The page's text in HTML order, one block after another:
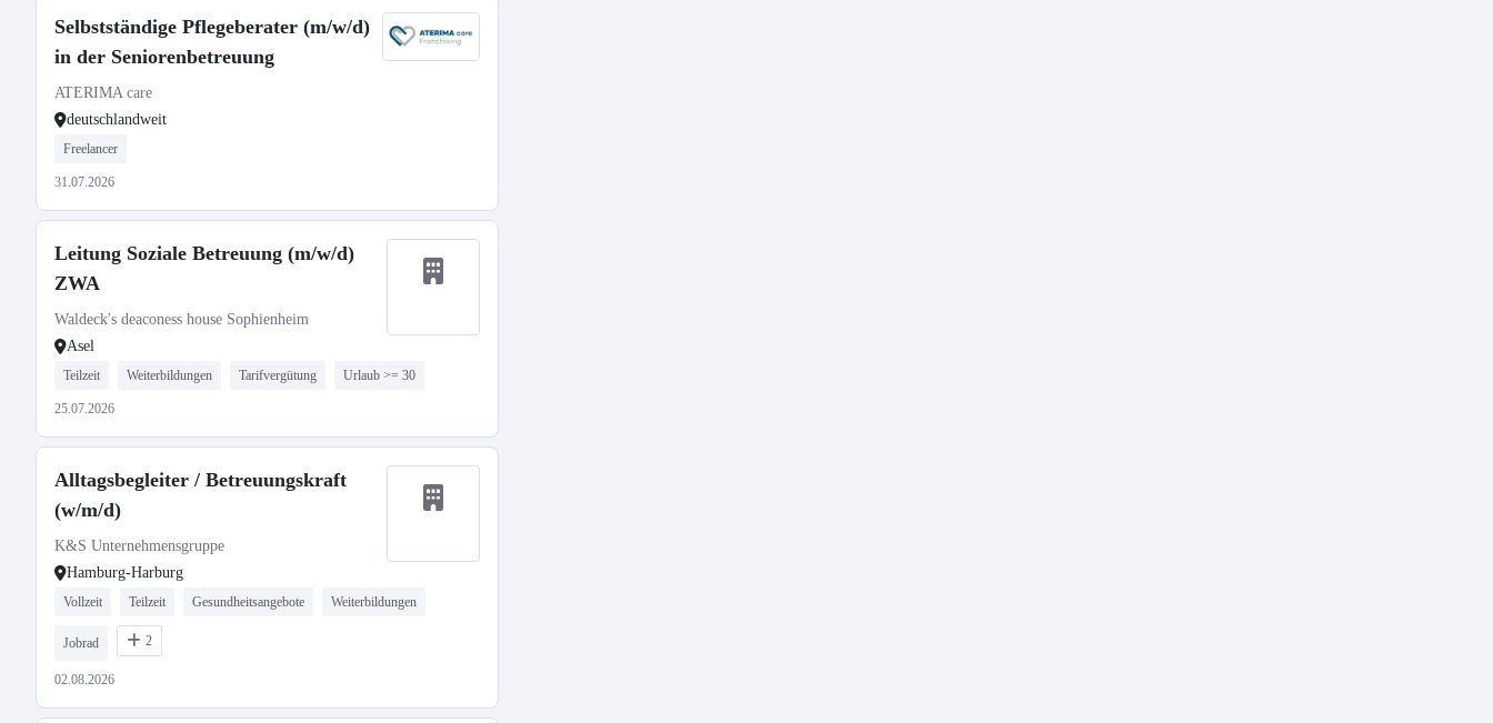
Selbstständige Pflegeberater (m/w/d)
in der Seniorenbetreuung
ATERIMA care
deutschlandweit
Freelancer
31.07.2026
Leitung Soziale Betreuung (m/w/d)
ZWA
Waldeck's deaconess house Sophienheim
Asel
Teilzeit Weiterbildungen Tarifvergütung Urlaub >= 30
25.07.2026
Alltagsbegleiter / Betreuungskraft
(w/m/d)
K&S Unternehmensgruppe
Hamburg-Harburg
Vollzeit Teilzeit Gesundheitsangebote Weiterbildungen
Jobrad 2
02.08.2026